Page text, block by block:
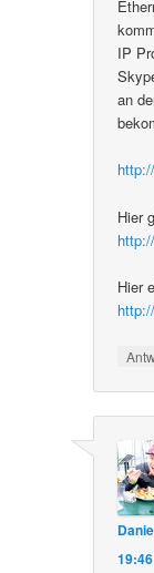
IP
an
Hier
Hier